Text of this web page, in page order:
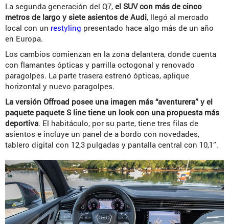
La segunda generación del Q7, el SUV con más de cinco
metros de largo y siete asientos de Audi, llegó al mercado
local con un restyling presentado hace algo más de un año
en Europa.
Los cambios comienzan en la zona delantera, donde cuenta
con flamantes ópticas y parrilla octogonal y renovado
paragolpes. La parte trasera estrenó ópticas, aplique
horizontal y nuevo paragolpes.
La versión Offroad posee una imagen más “aventurera” y el
paquete paquete S line tiene un look con una propuesta más
deportiva. El habitáculo, por su parte, tiene tres filas de
asientos e incluye un panel de a bordo con novedades,
tablero digital con 12,3 pulgadas y pantalla central con 10,1”.